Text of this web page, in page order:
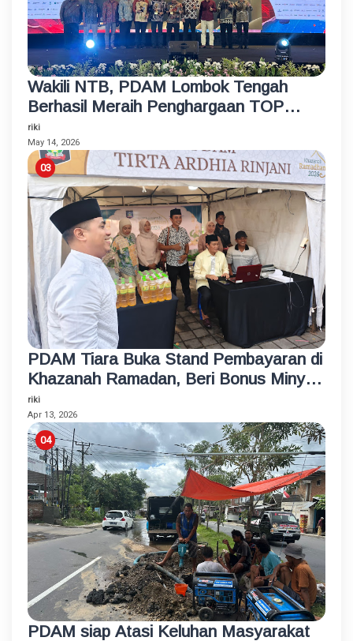
Wakili NTB, PDAM Lombok Tengah
Berhasil Meraih Penghargaan TOP
BUMD Bintang 4 Tahun 2026
riki
May 14, 2026
PDAM Tiara Buka Stand Pembayaran di
Khazanah Ramadan, Beri Bonus Minyak
Goreng
riki
Apr 13, 2026
PDAM siap Atasi Keluhan Masyarakat